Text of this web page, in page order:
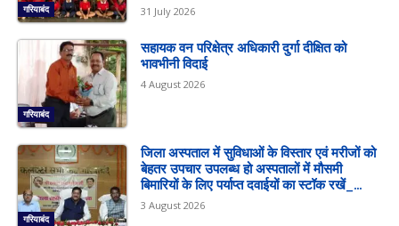
गरियाबंद 31 July 2026
गरियाबंद
सहायक वन परिक्षेत्र अधिकारी दुर्गा दीक्षित को
भावभीनी विदाई
4 August 2026
गरियाबंद
जिला अस्पताल में सुविधाओं के विस्तार एवं मरीजों को
बेहतर उपचार उपलब्ध हो अस्पतालों में मौसमी
बिमारियों के लिए पर्याप्त दवाईयों का स्टॉक रखें_...
3 August 2026